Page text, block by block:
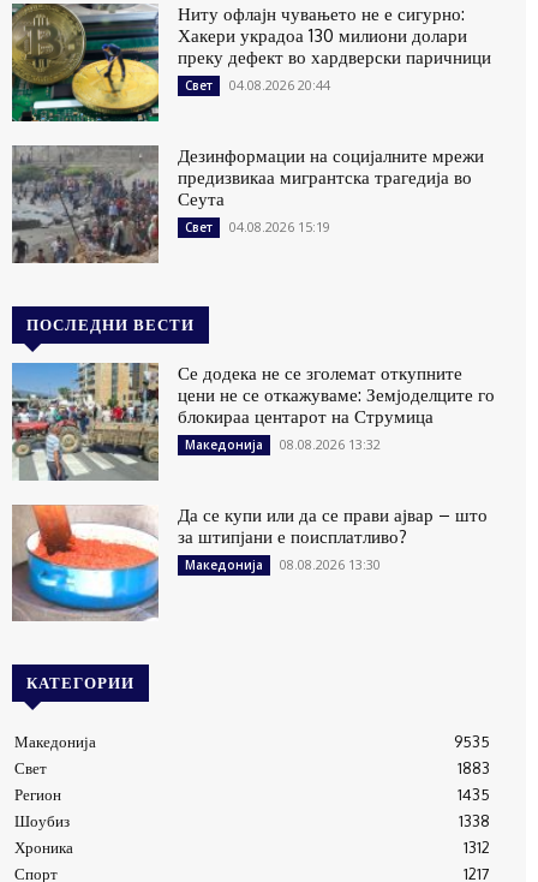
Ниту офлајн чувањето не е сигурно:
Хакери украдоа 130 милиони долари
преку дефект во хардверски паричници
Свет 04.08.2026 20:44
Дезинформации на социјалните мрежи
предизвикаа мигрантска трагедија во
Сеута
Свет 04.08.2026 15:19
ПОСЛЕДНИ ВЕСТИ
Се додека не се зголемат откупните
цени не се откажуваме: Земјоделците го
блокираа центарот на Струмица
Македонија 08.08.2026 13:32
Да се купи или да се прави ајвар – што
за штипјани е поисплатливо?
Македонија 08.08.2026 13:30
КАТЕГОРИИ
Македонија
9535
Свет
1883
Регион
1435
Шоубиз
1338
Хроника
1312
Спорт
1217